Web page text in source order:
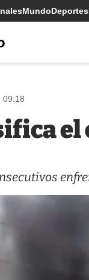
MundoDeportes
09:18